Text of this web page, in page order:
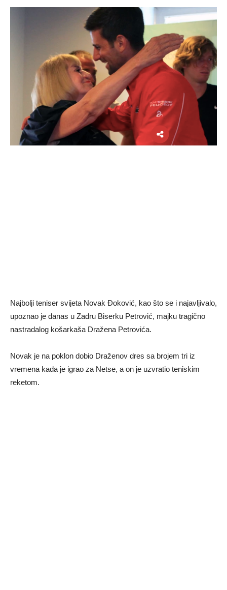
Najbolji teniser svijeta Novak Đoković, kao što se i najavljivalo,
upoznao je danas u Zadru Biserku Petrović, majku tragično
nastradalog košarkaša Dražena Petrovića.
Novak je na poklon dobio Draženov dres sa brojem tri iz
vremena kada je igrao za Netse, a on je uzvratio teniskim
reketom.